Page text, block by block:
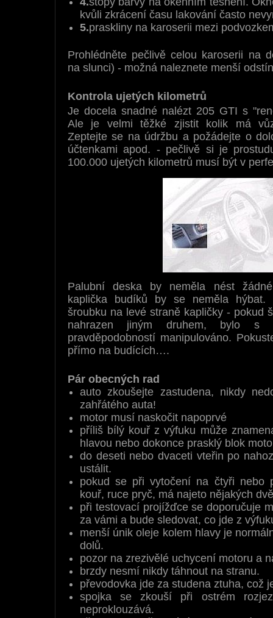
kvůli zkrácení času lakování často
5.praskliny na karoserii mezi
Prohlédněte pečlivě celou karoserii na
na slunci) - možná naleznete menší
Kontrola ujetých kilometrů
Je docela snadné nalézt 205 GTI s
Ale je velmi těžké zjistit kolik má
Zeptejte se na údržbu a požádejte o
účtenkami apod. - pečlivě si je
100.000 ujetých kilometrů musí být v
Palubní deska by neměla nést
kaplička budíků by se neměla hýbat.
šroubku na levé straně kapličky - pokud
nahrazen jiným druhem, bylo s
pravděpodobností manipulováno.
přímo na budících….
Pár obecných rad
auto zkoušejte zastudena, nikdy
zahřátého auta!
motor musí naskočit napoprvé
příliš bílý kouř z výfuku může
hlavou nebo dokonce prasklý blok
do deseti nebo dvaceti vteřin po
ustálit.
pokud se při vytočení na čtyři nebo
kouř, ruce pryč, má najeto nějakých
při testovací projížďce se doporučuje
za vámi a bude sledovat, co jde z
menší únik oleje kolem hlavy je
dolů.
pozor na zrezivělé uchycení motoru a
brzdy nesmí nikdy táhnout na stranu.
převodovka jde za studena ztuha, což
spojka se zkouší při ostrém
neproklouzává.